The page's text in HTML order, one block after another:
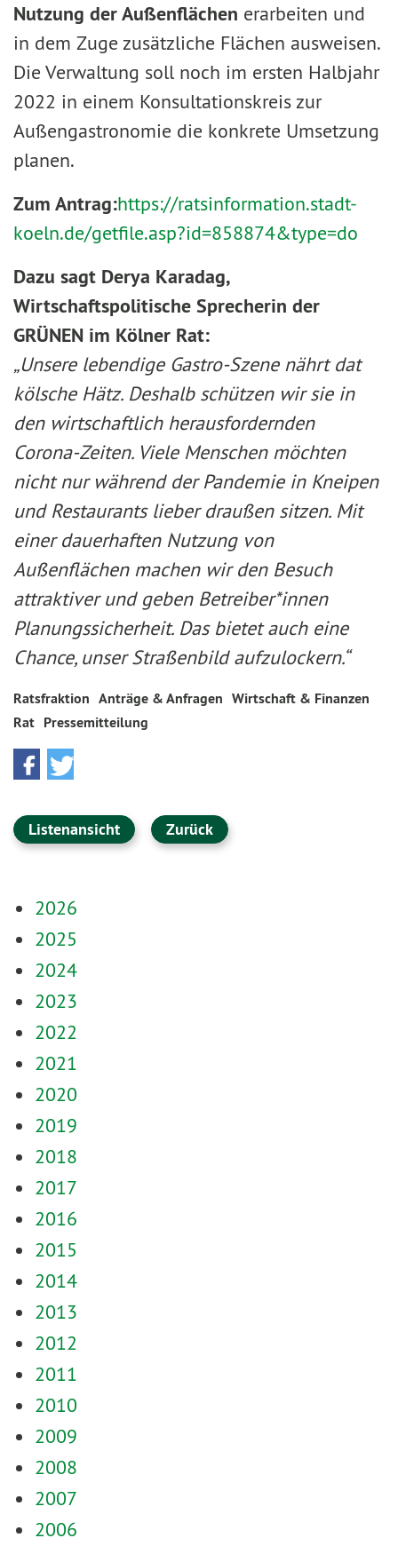
Nutzung der Außenflächen erarbeiten und
in dem Zuge zusätzliche Flächen ausweisen.
Die Verwaltung soll noch im ersten Halbjahr
2022 in einem Konsultationskreis zur
Außengastronomie die konkrete Umsetzung
planen.
Zum Antrag:https://ratsinformation.stadt-
koeln.de/getfile.asp?id=858874&type=do
Dazu sagt Derya Karadag,
Wirtschaftspolitische Sprecherin der
GRÜNEN im Kölner Rat:
„Unsere lebendige Gastro-Szene nährt dat
kölsche Hätz. Deshalb schützen wir sie in
den wirtschaftlich herausfordernden
Corona-Zeiten. Viele Menschen möchten
nicht nur während der Pandemie in Kneipen
und Restaurants lieber draußen sitzen. Mit
einer dauerhaften Nutzung von
Außenflächen machen wir den Besuch
attraktiver und geben Betreiber*innen
Planungssicherheit. Das bietet auch eine
Chance, unser Straßenbild aufzulockern.“
Ratsfraktion Anträge & Anfragen Wirtschaft & Finanzen
Rat Pressemitteilung
Listenansicht Zurück
2026
2025
2024
2023
2022
2021
2020
2019
2018
2017
2016
2015
2014
2013
2012
2011
2010
2009
2008
2007
2006